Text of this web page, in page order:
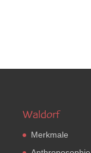
Waldorf
Merkmale